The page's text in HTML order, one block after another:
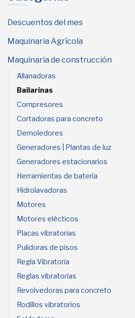
Descuentos del mes
Maquinaria Agrícola
Maquinaria de construcción
Allanadoras
Bailarinas
Compresores
Cortadoras para concreto
Demoledores
Generadores | Plantas de luz
Generadores estacionarios
Herramientas de batería
Hidrolavadoras
Motores
Motores elécticos
Placas vibratorias
Pulidoras de pisos
Regla Vibratoria
Reglas vibratorias
Revolvedoras para concreto
Rodillos vibratorios